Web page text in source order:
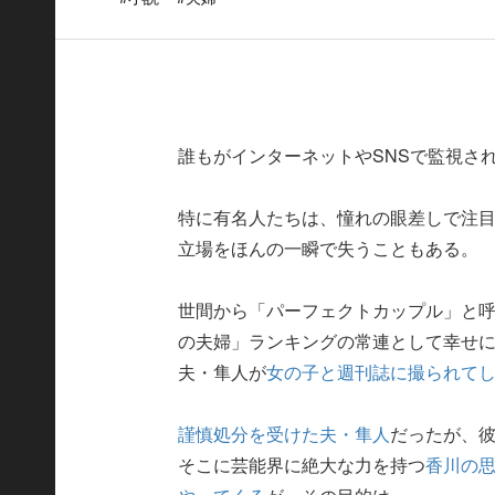
誰もがインターネットやSNSで監視さ
特に有名人たちは、憧れの眼差しで注
立場をほんの一瞬で失うこともある。
世間から「パーフェクトカップル」と
の夫婦」ランキングの常連として幸せ
夫・隼人が女の子と週刊誌に撮られて
謹慎処分を受けた夫・隼人だったが、
そこに芸能界に絶大な力を持つ香川の